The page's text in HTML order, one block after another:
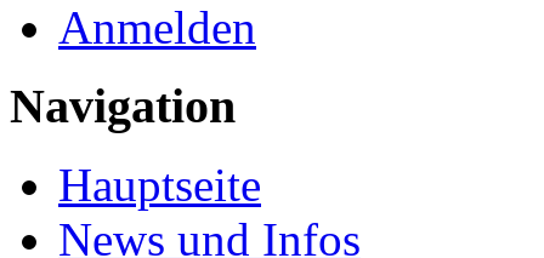
Anmelden
Navigation
Hauptseite
News und Infos